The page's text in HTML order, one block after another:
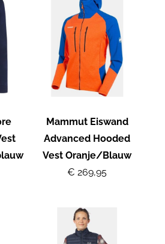
Mammut Eiswand
Advanced Hooded
Vest Oranje/Blauw
€ 269,95